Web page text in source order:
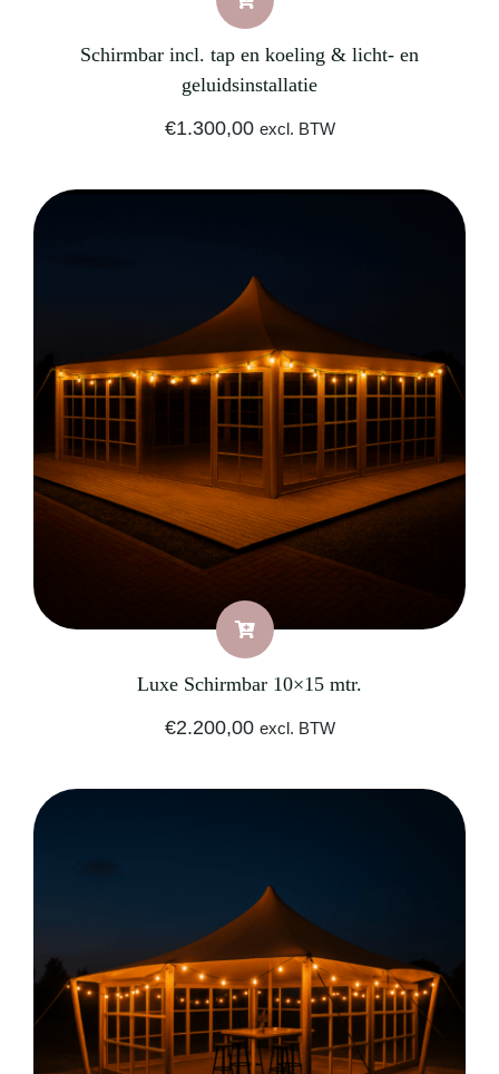
Schirmbar incl. tap en koeling & licht- en
geluidsinstallatie
€1.300,00 excl. BTW
Luxe Schirmbar 10×15 mtr.
€2.200,00 excl. BTW